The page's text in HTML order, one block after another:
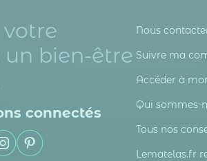
votre
bien-être
connectés
Nous
Suivre ma
Accéder à
Qui sommes-
Tous nos
Lematelas.fr